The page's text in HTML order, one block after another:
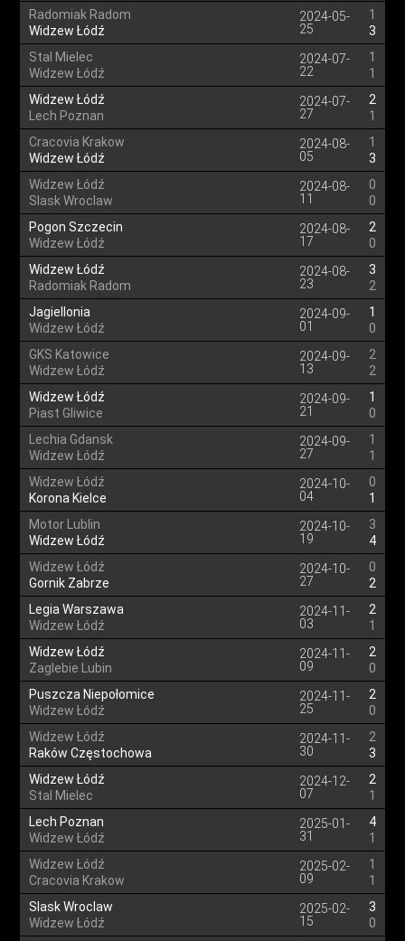
Radomiak Radom
Widzew Łódź
2024-05-
25
1
3
Stal Mielec
Widzew Łódź
2024-07-
22
1
1
Widzew Łódź
Lech Poznan
2024-07-
27
2
1
Cracovia Krakow
Widzew Łódź
2024-08-
05
1
3
Widzew Łódź
Slask Wroclaw
2024-08-
11
0
0
Pogon Szczecin
Widzew Łódź
2024-08-
17
2
0
Widzew Łódź
Radomiak Radom
2024-08-
23
3
2
Jagiellonia
Widzew Łódź
2024-09-
01
1
0
GKS Katowice
Widzew Łódź
2024-09-
13
2
2
Widzew Łódź
Piast Gliwice
2024-09-
21
1
0
Lechia Gdansk
Widzew Łódź
2024-09-
27
1
1
Widzew Łódź
Korona Kielce
2024-10-
04
0
1
Motor Lublin
Widzew Łódź
2024-10-
19
3
4
Widzew Łódź
Gornik Zabrze
2024-10-
27
0
2
Legia Warszawa
Widzew Łódź
2024-11-
03
2
1
Widzew Łódź
Zaglebie Lubin
2024-11-
09
2
0
Puszcza Niepołomice
Widzew Łódź
2024-11-
25
2
0
Widzew Łódź
Raków Częstochowa
2024-11-
30
2
3
Widzew Łódź
Stal Mielec
2024-12-
07
2
1
Lech Poznan
Widzew Łódź
2025-01-
31
4
1
Widzew Łódź
Cracovia Krakow
2025-02-
09
1
1
Slask Wroclaw
Widzew Łódź
2025-02-
15
3
0